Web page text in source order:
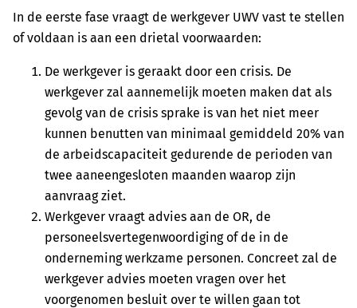
In de eerste fase vraagt de werkgever UWV vast te stellen
of voldaan is aan een drietal voorwaarden:
De werkgever is geraakt door een crisis. De
werkgever zal aannemelijk moeten maken dat als
gevolg van de crisis sprake is van het niet meer
kunnen benutten van minimaal gemiddeld 20% van
de arbeidscapaciteit gedurende de perioden van
twee aaneengesloten maanden waarop zijn
aanvraag ziet.
Werkgever vraagt advies aan de OR, de
personeelsvertegenwoordiging of de in de
onderneming werkzame personen. Concreet zal de
werkgever advies moeten vragen over het
voorgenomen besluit over te willen gaan tot